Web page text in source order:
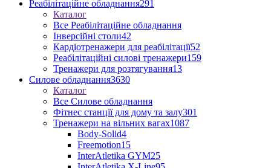
Реабілітаційне обладнання291
Каталог
Все Реабілітаційне обладнання
Інверсійні столи42
Кардіотренажери для реабілітації52
Реабілітаційні силові тренажери159
Тренажери для розтягування13
Силове обладнання3630
Каталог
Все Силове обладнання
Фітнес станції для дому та залу301
Тренажери на вільних вагах1087
Body-Solid4
Freemotion15
InterAtletika GYM25